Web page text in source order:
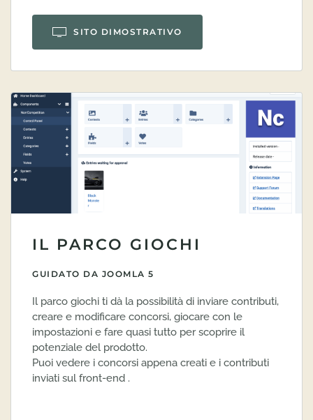
SITO DIMOSTRATIVO
IL PARCO GIOCHI
GUIDATO DA JOOMLA 5
Il parco giochi ti dà la possibilità di inviare contributi,
creare e modificare concorsi, giocare con le
impostazioni e fare quasi tutto per scoprire il
potenziale del prodotto.
Puoi vedere i concorsi appena creati e i contributi
inviati sul front-end .